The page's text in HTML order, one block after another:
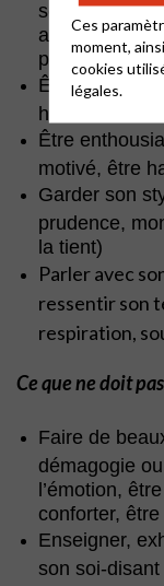
soi, dire
aux autres,
prédicateur et
Être
humble
Être
motivé, être
Garder son
prudence,
la tient)
Parler avec
ressentir son
respiration,
Ce que ne doit
Faire de
démagogie
l’émotion,
conforter,
Enseigner,
son soi-
Ces
moment,
cookies
légales.